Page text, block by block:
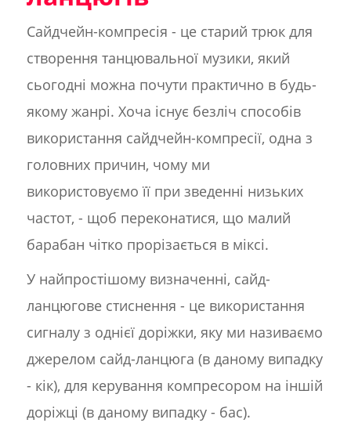
Сайдчейн-компресія - це старий трюк для
створення танцювальної музики, який
сьогодні можна почути практично в будь-
якому жанрі. Хоча існує безліч способів
використання сайдчейн-компресії, одна з
головних причин, чому ми
використовуємо її при зведенні низьких
частот, - щоб переконатися, що малий
барабан чітко прорізається в міксі.
У найпростішому визначенні, сайд-
ланцюгове стиснення - це використання
сигналу з однієї доріжки, яку ми називаємо
джерелом сайд-ланцюга (в даному випадку
- кік), для керування компресором на іншій
доріжці (в даному випадку - бас).